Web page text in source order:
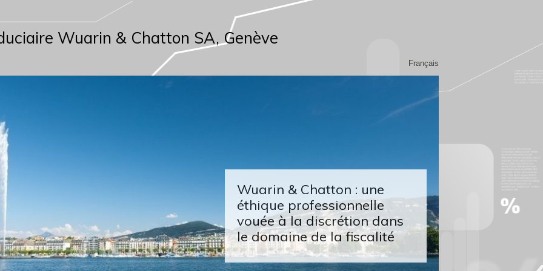
Français
Wuarin & Chatton SA, Genève
Wuarin & Chatton : une
éthique professionnelle
vouée à la discrétion dans
le domaine de la fiscalité